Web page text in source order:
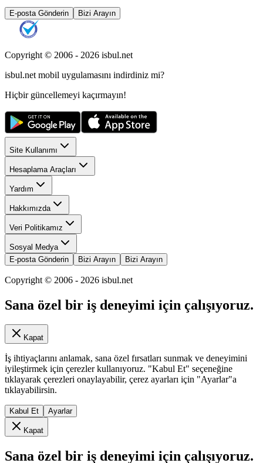
E-posta Gönderin Bizi Arayın
Copyright © 2006 - 2026 isbul.net
isbul.net mobil uygulamasını indirdiniz mi?
Hiçbir güncellemeyi kaçırmayın!
Site Kullanımı
Hesaplama Araçları
Yardım
Hakkımızda
Veri Politikamız
Sosyal Medya
E-posta Gönderin
Bizi Arayın Bizi Arayın
Copyright © 2006 - 2026 isbul.net
Sana özel bir iş deneyimi için çalışıyoruz.
Kapat
İş ihtiyaçlarını anlamak, sana özel fırsatları sunmak ve deneyimini
iyileştirmek için çerezler kullanıyoruz. "Kabul Et" seçeneğine
tıklayarak çerezleri onaylayabilir, çerez ayarları için "Ayarlar"a
tıklayabilirsin.
Kabul Et Ayarlar
Kapat
Sana özel bir iş deneyimi için çalışıyoruz.